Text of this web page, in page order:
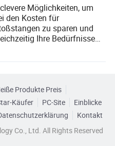
Möglichkeiten, um
den Kosten für
zu sparen und
Ihre Bedürfnisse
Produkte Preis
Käufer PC-Site
Einblicke
Kontakt
Co., Ltd. All Rights Reserved